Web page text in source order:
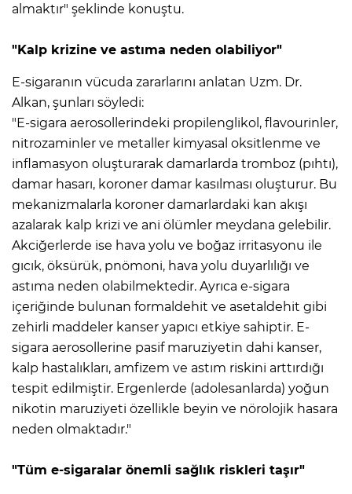
almaktır" şeklinde konuştu.
"Kalp krizine ve astıma neden olabiliyor"
E-sigaranın vücuda zararlarını anlatan Uzm. Dr.
Alkan, şunları söyledi:
"E-sigara aerosollerindeki propilenglikol, flavourinler,
nitrozaminler ve metaller kimyasal oksitlenme ve
inflamasyon oluşturarak damarlarda tromboz (pıhtı),
damar hasarı, koroner damar kasılması oluşturur. Bu
mekanizmalarla koroner damarlardaki kan akışı
azalarak kalp krizi ve ani ölümler meydana gelebilir.
Akciğerlerde ise hava yolu ve boğaz irritasyonu ile
gıcık, öksürük, pnömoni, hava yolu duyarlılığı ve
astıma neden olabilmektedir. Ayrıca e-sigara
içeriğinde bulunan formaldehit ve asetaldehit gibi
zehirli maddeler kanser yapıcı etkiye sahiptir. E-
sigara aerosollerine pasif maruziyetin dahi kanser,
kalp hastalıkları, amfizem ve astım riskini arttırdığı
tespit edilmiştir. Ergenlerde (adolesanlarda) yoğun
nikotin maruziyeti özellikle beyin ve nörolojik hasara
neden olmaktadır."
"Tüm e-sigaralar önemli sağlık riskleri taşır"